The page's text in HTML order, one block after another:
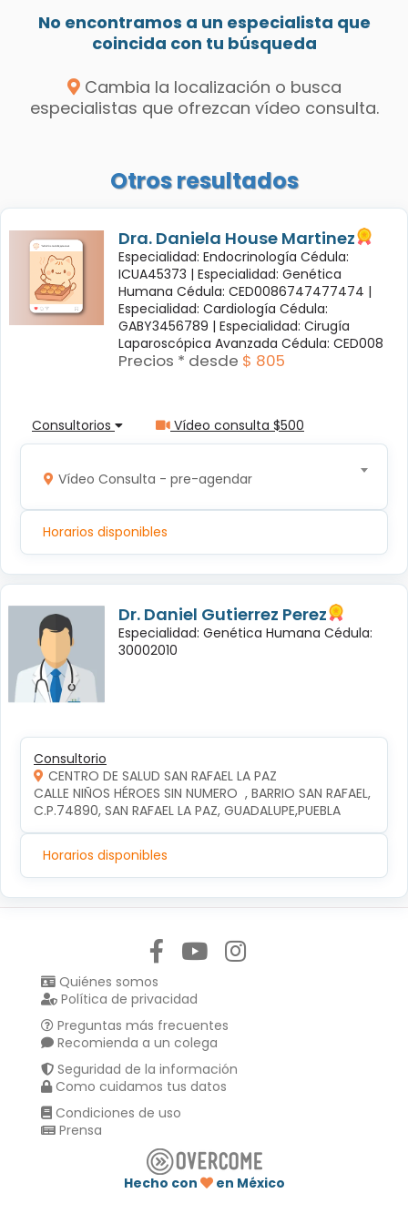
No encontramos a un especialista que
coincida con tu búsqueda
Cambia la localización o busca
especialistas que ofrezcan vídeo consulta.
Otros resultados
Dra. Daniela House Martinez
Especialidad: Endocrinología Cédula:
ICUA45373 | Especialidad: Genética
Humana Cédula: CED0086747477474 |
Especialidad: Cardiología Cédula:
GABY3456789 | Especialidad: Cirugía
Laparoscópica Avanzada Cédula: CED008
Precios * desde $ 805
Consultorios Vídeo consulta $500
Vídeo Consulta - pre-agendar
Horarios disponibles
Dr. Daniel Gutierrez Perez
Especialidad: Genética Humana Cédula:
30002010
Consultorio
CENTRO DE SALUD SAN RAFAEL LA PAZ
CALLE NIÑOS HÉROES SIN NUMERO  , BARRIO SAN RAFAEL,
C.P.74890, SAN RAFAEL LA PAZ, GUADALUPE,PUEBLA
Horarios disponibles
Quiénes somos
Política de privacidad
Preguntas más frecuentes
Recomienda a un colega
Seguridad de la información
Como cuidamos tus datos
Condiciones de uso
Prensa
Hecho con
en México